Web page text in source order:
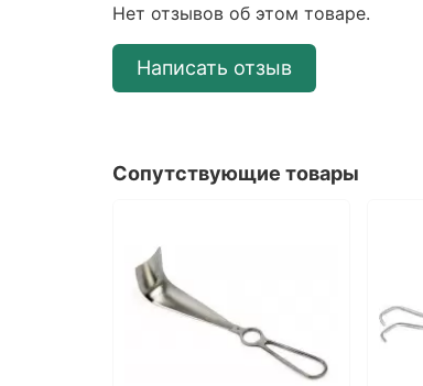
Нет отзывов об этом товаре.
Написать отзыв
Сопутствующие товары